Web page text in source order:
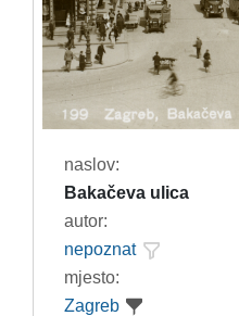
naslov:
Bakačeva ulica
autor:
nepoznat
mjesto:
Zagreb